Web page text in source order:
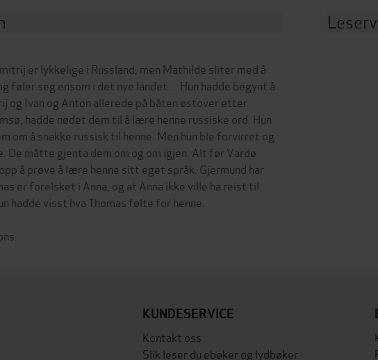
er lykkelige i Russland, men Mathilde sliter med å
føler seg ensom i det nye landet ... Hun hadde begynt å
og Ivan og Anton allerede på båten østover etter
hadde nødet dem til å lære henne russiske ord. Hun
om å snakke russisk til henne. Men hun ble forvirret og
De måtte gjenta dem om og om igjen. Alt før Vardø
å prøve å lære henne sitt eget språk. Gjermund har
er forelsket i Anna, og at Anna ikke ville ha reist til
hadde visst hva Thomas følte for henne.
KUNDESERVICE
Kontakt oss
Slik leser du ebøker og lydbøker